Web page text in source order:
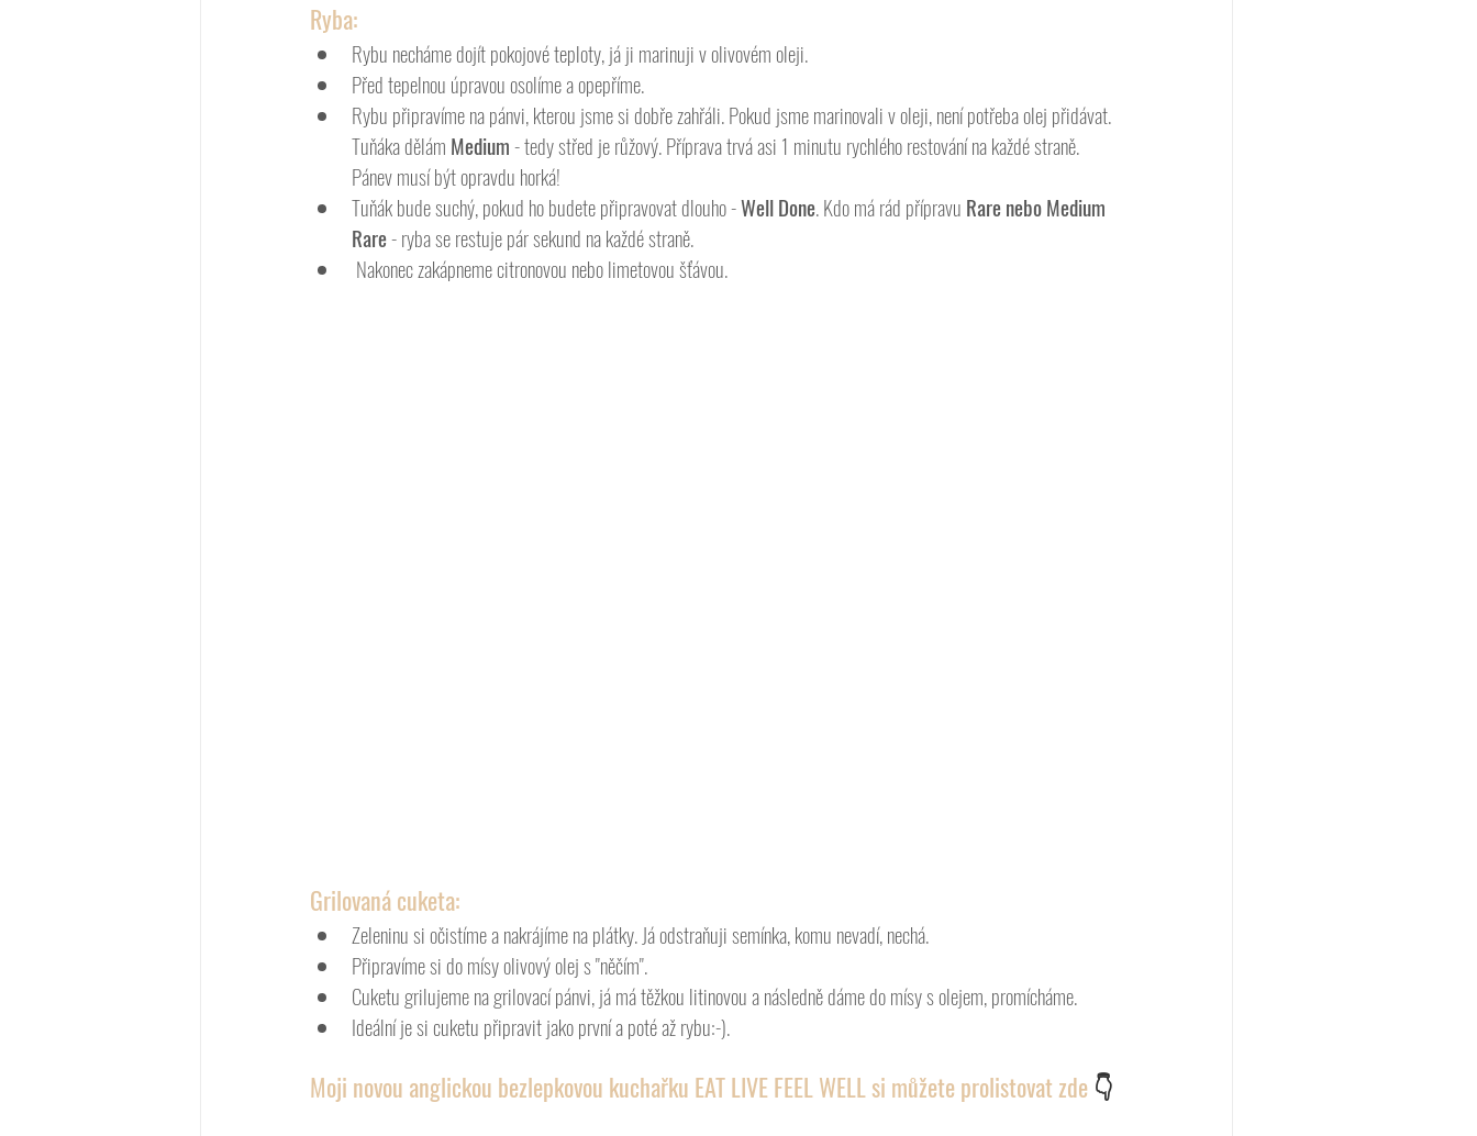
Ryba:
Rybu necháme dojít pokojové teploty, já ji marinuji v olivovém oleji.
Před tepelnou úpravou osolíme a opepříme.
Rybu připravíme na pánvi, kterou jsme si dobře zahřáli. Pokud jsme marinovali v oleji, není potřeba olej přidávat.
Tuňáka dělám Medium - tedy střed je růžový. Příprava trvá asi 1 minutu rychlého restování na každé straně.
Pánev musí být opravdu horká!
Tuňák bude suchý, pokud ho budete připravovat dlouho - Well Done. Kdo má rád přípravu Rare nebo Medium
Rare - ryba se restuje pár sekund na každé straně.
Nakonec zakápneme citronovou nebo limetovou šťávou.
Grilovaná cuketa:
Zeleninu si očistíme a nakrájíme na plátky. Já odstraňuji semínka, komu nevadí, nechá.
Připravíme si do mísy olivový olej s "něčím".
Cuketu grilujeme na grilovací pánvi, já má těžkou litinovou a následně dáme do mísy s olejem, promícháme.
Ideální je si cuketu připravit jako první a poté až rybu:-).
Moji novou anglickou bezlepkovou kuchařku EAT LIVE FEEL WELL si můžete prolistovat zde 👇